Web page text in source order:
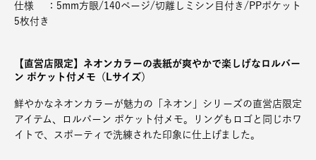
仕様 ：5mm方眼/140ページ/切離しミシン目付き/PPポケット
5枚付き
【直営店限定】ネオンカラーの表紙が爽やかで楽しげなロルバー
ン ポケット付メモ（Lサイズ）
鮮やかなネオンカラーが魅力の「ネオン」シリーズの直営店限定
アイテム、ロルバーン ポケット付メモ。リングもロゴと同じホワ
イトで、スポーティで洗練された印象に仕上げました。